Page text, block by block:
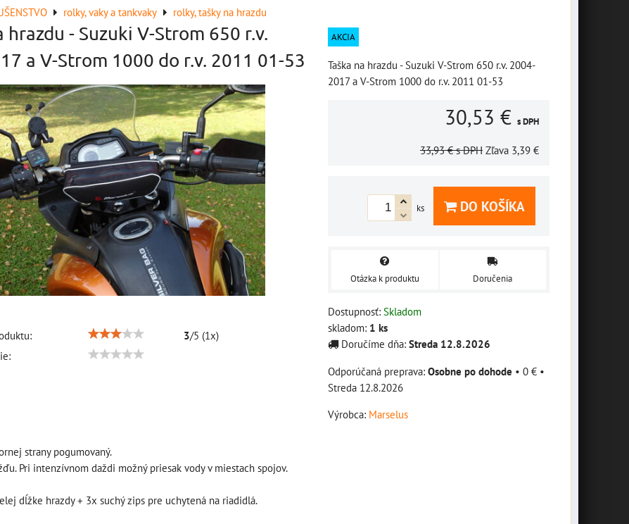
rolky, vaky a tankvaky rolky, tašky na hrazdu
hrazdu - Suzuki V-Strom 650 r.v.
a V-Strom 1000 do r.v. 2011 01-53
3/5 (1x)
AKCIA
Taška na hrazdu - Suzuki V-Strom 650 r.v. 2004-
2017 a V-Strom 1000 do r.v. 2011 01-53
30,53 € s DPH
33,93 € s DPH Zľava 3,39 €
ks DO KOŠÍKA
Otázka k produktu Doručenia
Dostupnosť: Skladom
skladom: 1 ks
Doručíme dňa: Streda 12.8.2026
Osobne po dohode • 0 € •
Streda 12.8.2026
Výrobca: Marselus
strany pogumovaný.
Pri intenzívnom daždi možný priesak vody v miestach spojov.
dĺžke hrazdy + 3x suchý zips pre uchytená na riadidlá.